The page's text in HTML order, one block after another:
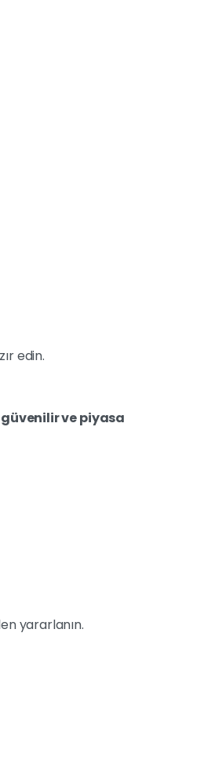
edin.
güvenilir ve piyasa
yararlanın.